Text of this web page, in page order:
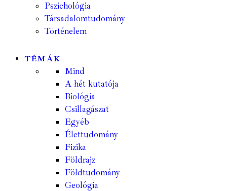
Pszichológia
Társadalomtudomány
Történelem
TÉMÁK
Mind
A hét kutatója
Biológia
Csillagászat
Egyéb
Élettudomány
Fizika
Földrajz
Földtudomány
Geológia